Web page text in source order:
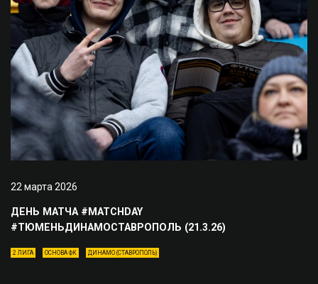
22 марта 2026
ДЕНЬ МАТЧА #MATCHDAY
#ТЮМЕНЬДИНАМОСТАВРОПОЛЬ (21.3.26)
2 ЛИГА ОСНОВА ФК ДИНАМО (СТАВРОПОЛЬ)